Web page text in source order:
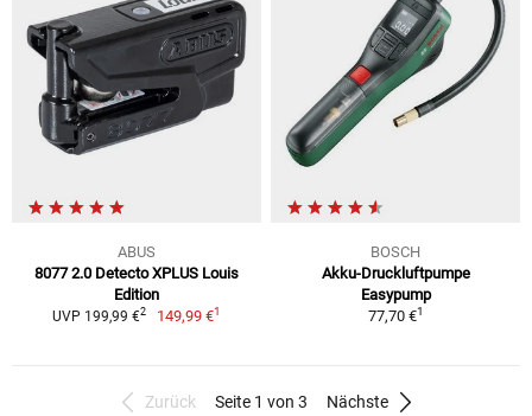
ABUS
8077 2.0 Detecto XPLUS Louis
Edition
UVP 199,99 €2 149,99 €1
BOSCH
Akku-Druckluftpumpe
Easypump
77,70 €1
Zurück Seite 1 von 3 Nächste